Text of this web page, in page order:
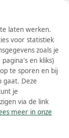
Alle filters
laten werken.
voor statistiek
zoals je
en kliks)
te sporen en bij
gaat. Deze
je
via de link
meer in onze